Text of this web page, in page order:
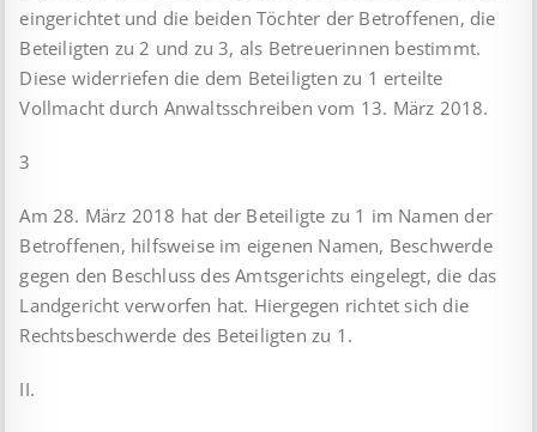
eingerichtet und die beiden Töchter der Betroffenen, die
Beteiligten zu 2 und zu 3, als Betreuerinnen bestimmt.
Diese widerriefen die dem Beteiligten zu 1 erteilte
Vollmacht durch Anwaltsschreiben vom 13. März 2018.
3
Am 28. März 2018 hat der Beteiligte zu 1 im Namen der
Betroffenen, hilfsweise im eigenen Namen, Beschwerde
gegen den Beschluss des Amtsgerichts eingelegt, die das
Landgericht verworfen hat. Hiergegen richtet sich die
Rechtsbeschwerde des Beteiligten zu 1.
II.